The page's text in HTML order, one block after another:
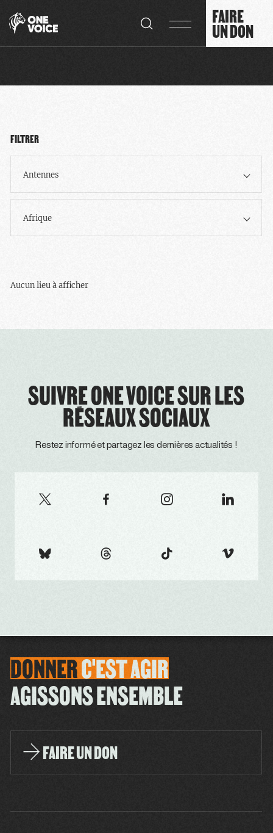
FAIRE
UN DON
FILTRER
Antennes
Afrique
Aucun lieu à afficher
SUIVRE ONE VOICE SUR LES
RÉSEAUX SOCIAUX
Restez informé et partagez les dernières actualités !
DONNERC'ESTAGIR
AGISSONS ENSEMBLE
FAIRE UN DON